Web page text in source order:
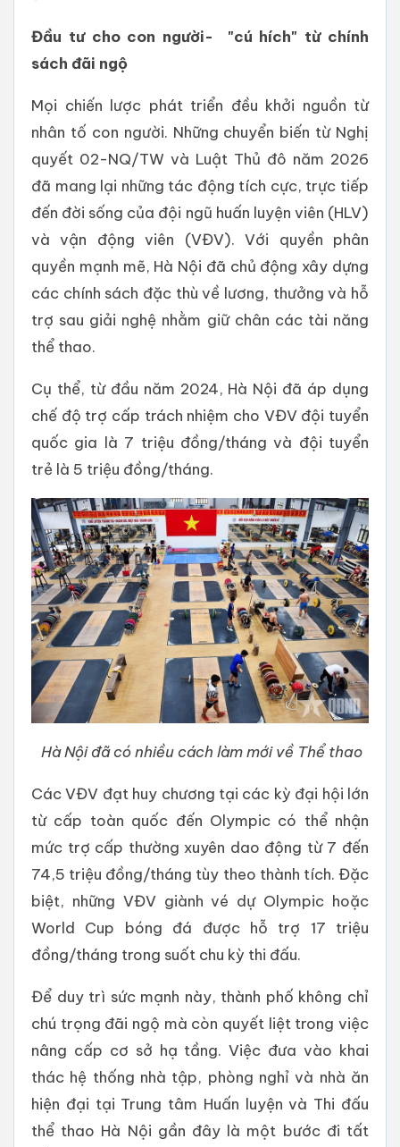
Đầu tư cho con người- "cú hích" từ chính
sách đãi ngộ
Mọi chiến lược phát triển đều khởi nguồn từ
nhân tố con người. Những chuyển biến từ Nghị
quyết 02-NQ/TW và Luật Thủ đô năm 2026
đã mang lại những tác động tích cực, trực tiếp
đến đời sống của đội ngũ huấn luyện viên (HLV)
và vận động viên (VĐV). Với quyền phân
quyền mạnh mẽ, Hà Nội đã chủ động xây dựng
các chính sách đặc thù về lương, thưởng và hỗ
trợ sau giải nghệ nhằm giữ chân các tài năng
thể thao.
Cụ thể, từ đầu năm 2024, Hà Nội đã áp dụng
chế độ trợ cấp trách nhiệm cho VĐV đội tuyển
quốc gia là 7 triệu đồng/tháng và đội tuyển
trẻ là 5 triệu đồng/tháng.
Hà Nội đã có nhiều cách làm mới về Thể thao
Các VĐV đạt huy chương tại các kỳ đại hội lớn
từ cấp toàn quốc đến Olympic có thể nhận
mức trợ cấp thường xuyên dao động từ 7 đến
74,5 triệu đồng/tháng tùy theo thành tích. Đặc
biệt, những VĐV giành vé dự Olympic hoặc
World Cup bóng đá được hỗ trợ 17 triệu
đồng/tháng trong suốt chu kỳ thi đấu.
Để duy trì sức mạnh này, thành phố không chỉ
chú trọng đãi ngộ mà còn quyết liệt trong việc
nâng cấp cơ sở hạ tầng. Việc đưa vào khai
thác hệ thống nhà tập, phòng nghỉ và nhà ăn
hiện đại tại Trung tâm Huấn luyện và Thi đấu
thể thao Hà Nội gần đây là một bước đi tất